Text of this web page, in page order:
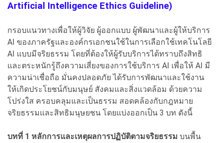
Artificial Intelligence Ethics Guideline)
กรอบแนวทางเพื่อให้ผู้วิจัย ผู้ออกแบบ ผู้พัฒนาและผู้ให้บริการ
AI ของภาครัฐและองค์กรเอกชนใช้ในการเลือกใช้เทคโนโลยี
AI แบบมีจริยธรรม โดยที่ต้องให้ผู้รับบริการได้ทราบถึงสิทธิ
และตระหนักรู้ถึงความเสี่ยงของการใช้บริการ AI เพื่อให้ AI มี
ความน่าเชื่อถือ มั่นคงปลอดภัย ได้รับการพัฒนาและใช้งาน
ให้เกิดประโยชน์กับมนุษย์ สังคมและสิ่งแวดล้อม ด้วยความ
โปร่งใส ครอบคลุมและเป็นธรรม สอดคล้องกับกฎหมาย
จริยธรรมและสิทธิมนุษยชน โดยแบ่งออกเป็น 3 บท ดังนี้
บทที่ 1 หลักการและเหตุผลการปฏิบัติตามจริยธรรม บนพื้น